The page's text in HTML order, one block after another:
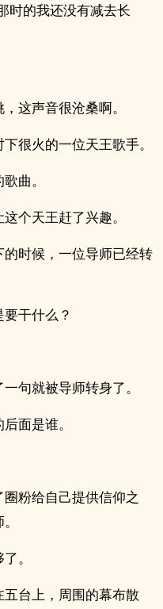
时的我还没有减去长
这声音很沧桑啊。
很火的一位天王歌手。
曲。
个天王赶了兴趣。
时候，一位导师已经转
干什么？
句就被导师转身了。
面是谁。
粉给自己提供信仰之
。
台上，周围的幕布散